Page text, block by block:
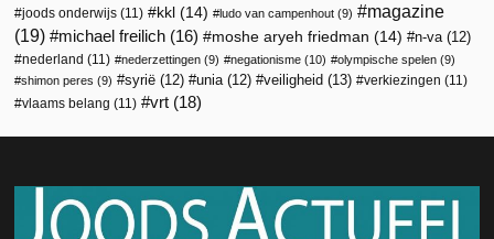
joods onderwijs (11) kkl (14) ludo van campenhout (9)
magazine
(19)
michael freilich (16) moshe aryeh friedman (14) n-va (12)
nederland (11) nederzettingen (9) negationisme (10) olympische spelen (9)
shimon peres (9) syrië (12) unia (12) veiligheid (13) verkiezingen (11)
vlaams belang (11) vrt (18)